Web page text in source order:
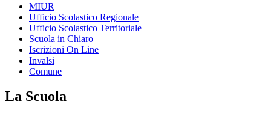
MIUR
Ufficio Scolastico Regionale
Ufficio Scolastico Territoriale
Scuola in Chiaro
Iscrizioni On Line
Invalsi
Comune
La Scuola